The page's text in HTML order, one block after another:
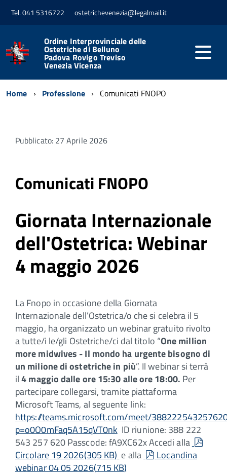
Tel. 041 5316722 ostetrichevenezia@legalmail.it
Ordine Interprovinciale delle
Ostetriche di Belluno
Padova Rovigo Treviso
Venezia Vicenza
Home Professione Comunicati FNOPO
Pubblicato: 27 Aprile 2026
Comunicati FNOPO
Giornata Internazionale
dell'Ostetrica: Webinar
4 maggio 2026
La Fnopo in occasione della Giornata
Internazionale dell’Ostetrica/o che si celebra il 5
maggio, ha organizzato un webinar gratuito rivolto
a tutte/i le/gli Ostetriche/ci dal titolo “One million
more midwives - Il mondo ha urgente bisogno di
un milione di ostetriche in più”. Il webinar si terrà
il4 maggio dalle ore 15:30 alle ore 18:00. Per
partecipare collegarsi, tramite piattaforma
Microsoft Teams, al seguente link:
https://teams.microsoft.com/meet/
p=o0O0mFaq5A15qVT0nk ID riunione: 388 222
543 257 620 Passcode: fA9XC62x Accedi alla
pdf
Circolare 19 2026(305 KB) e alla pdf
Locandina
webinar 04 05 2026(715 KB)